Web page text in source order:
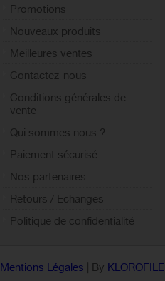
Promotions
Nouveaux produits
Meilleures ventes
Contactez-nous
Conditions générales de
vente
Qui sommes nous ?
Paiement sécurisé
Nos partenaires
Retours / Echanges
Politique de confidentialité
Mentions Légales | By KLOROFILE